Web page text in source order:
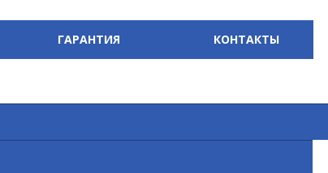
ГАРАНТИЯ КОНТАКТЫ